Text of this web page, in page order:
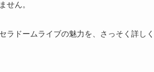
せん。
ラドームライブの魅力を、さっそく詳しく